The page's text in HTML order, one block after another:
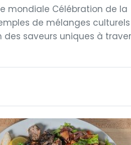
mondiale Célébration de la
de mélanges culturels
saveurs uniques à